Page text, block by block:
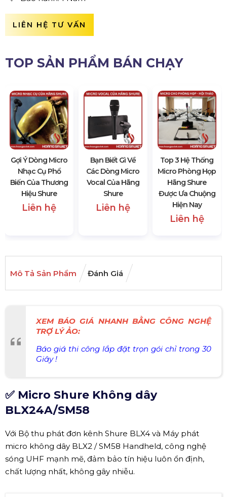
LIÊN HỆ TƯ VẤN
TOP SẢN PHẨM BÁN CHẠY
Gợi Ý Dòng Micro
Nhạc Cụ Phổ
Biến Của Thương
Hiệu Shure
Liên hệ
Bạn Biết Gì Về
Các Dòng Micro
Vocal Của Hãng
Shure
Liên hệ
Top 3 Hệ Thống
Micro Phòng Họp
Hãng Shure
Được Ưa Chuộng
Hiện Nay
Liên hệ
Mô Tả Sản Phẩm Đánh Giá
XEM BÁO GIÁ NHANH BẰNG CÔNG NGHỆ
TRỢ LÝ ẢO:
Báo giá thi công lắp đặt trọn gói chỉ trong 30
Giây !
✅ Micro Shure Không dây
BLX24A/SM58
Với Bộ thu phát đơn kênh Shure BLX4 và Máy phát
micro không dây BLX2 / SM58 Handheld, công nghệ
sóng UHF mạnh mẽ, đảm bảo tín hiệu luôn ổn định,
chất lượng nhất, không gây nhiễu.